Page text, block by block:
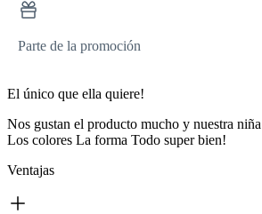
Parte de la promoción
El único que ella quiere!
Nos gustan el producto mucho y nuestra
Los colores La forma Todo super bien!
Ventajas